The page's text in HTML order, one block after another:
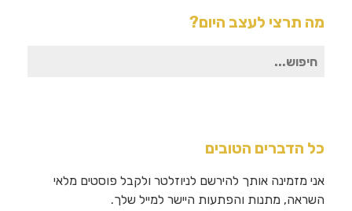
מה תרצי לעצב היום?
חיפוש
כל הדברים הטובים
אני מזמינה אותך להירשם לניוזלטר ולקבל פוסטים מלאי
השראה, מתנות והפתעות היישר למייל שלך.